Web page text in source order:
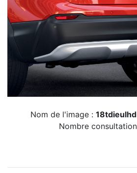
Nom de l'image :
Nombre